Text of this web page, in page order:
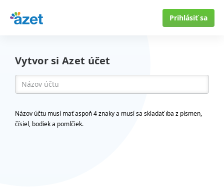
Prihlásiť sa
Vytvor si Azet účet
Názov účtu musí mať aspoň 4 znaky a musí sa skladať iba z písmen,
čísiel, bodiek a pomlčiek.